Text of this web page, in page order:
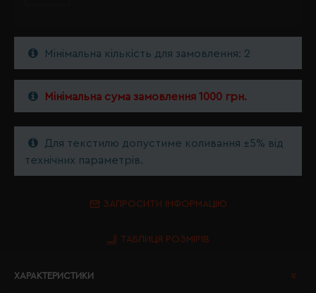
Мінімальна кількість для замовлення: 2
Мінімальна сума замовлення 1000 грн.
Для текстилю допустиме коливання ±5% від
технічних параметрів.
ЗАПРОСИТИ ІНФОРМАЦІЮ
ТАБЛИЦЯ РОЗМІРІВ
ХАРАКТЕРИСТИКИ